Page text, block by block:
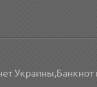
Украины,Банкнот